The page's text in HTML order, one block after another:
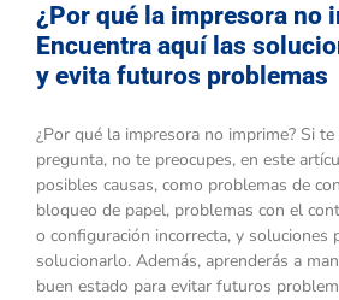
¿Por qué la impresora no
Encuentra aquí las
y evita futuros problemas
¿Por qué la impresora no imprime? Si
pregunta, no te preocupes, en este
posibles causas, como problemas de
bloqueo de papel, problemas con el
o configuración incorrecta, y soluciones
solucionarlo. Además, aprenderás a
buen estado para evitar futuros